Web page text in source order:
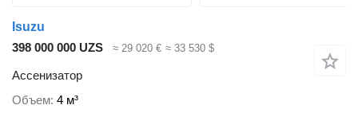
Isuzu
398 000 000 UZS
≈ 29 020 € ≈ 33 530 $
Ассенизатор
Объем 4 м³